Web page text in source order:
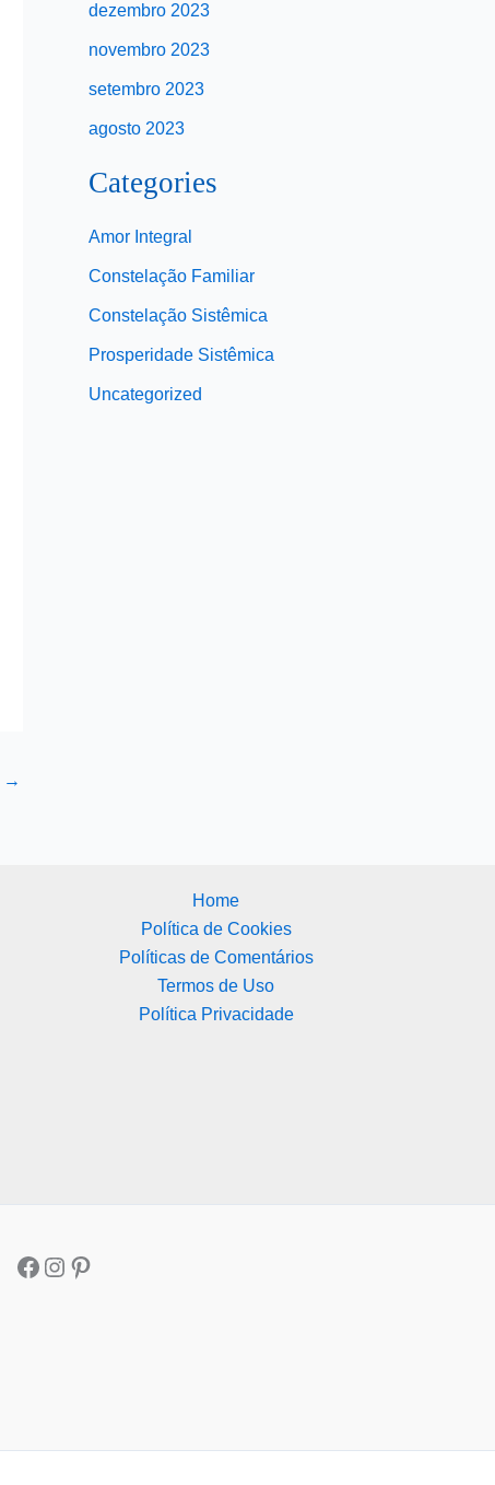
→
dezembro 2023
novembro 2023
setembro 2023
agosto 2023
Categories
Amor Integral
Constelação Familiar
Constelação Sistêmica
Prosperidade Sistêmica
Uncategorized
Home
Política de Cookies
Políticas de Comentários
Termos de Uso
Política Privacidade